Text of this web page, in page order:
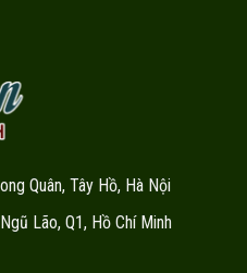
Quân, Tây Hồ, Hà Nội
Lão, Q1, Hồ Chí Minh